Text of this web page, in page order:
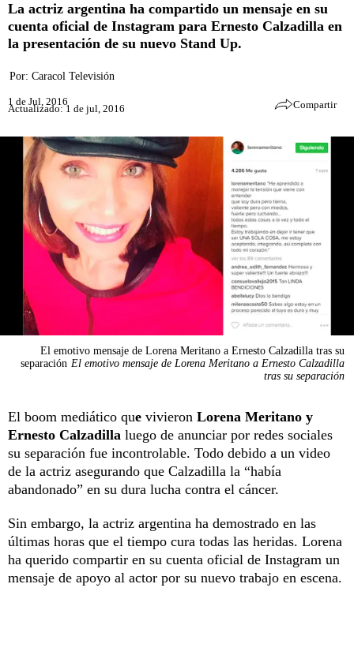
La actriz argentina ha compartido un mensaje en su
cuenta oficial de Instagram para Ernesto Calzadilla en
la presentación de su nuevo Stand Up.
Por: Caracol Televisión
1 de Jul, 2016
Actualizado: 1 de jul, 2016 Compartir
El emotivo mensaje de Lorena Meritano a Ernesto Calzadilla tras su
separación El emotivo mensaje de Lorena Meritano a Ernesto Calzadilla
tras su separación
El boom mediático que vivieron Lorena Meritano y
Ernesto Calzadilla luego de anunciar por redes sociales
su separación fue incontrolable. Todo debido a un video
de la actriz asegurando que Calzadilla la “había
abandonado” en su dura lucha contra el cáncer.
Sin embargo, la actriz argentina ha demostrado en las
últimas horas que el tiempo cura todas las heridas. Lorena
ha querido compartir en su cuenta oficial de Instagram un
mensaje de apoyo al actor por su nuevo trabajo en escena.